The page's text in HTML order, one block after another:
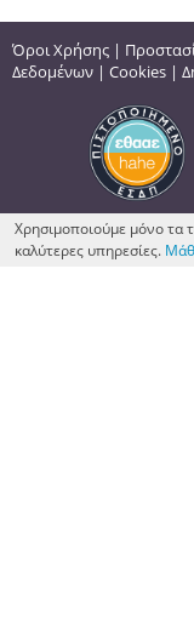
Όροι Χρήσης |
Δεδομένων | Cookies |
Χρησιμοποιούμε μόνο τα
καλύτερες υπηρεσίες.